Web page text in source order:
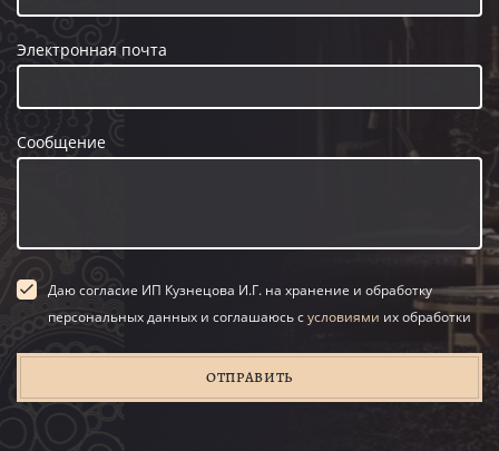
Электронная почта
Сообщение
Даю согласие ИП Кузнецова И.Г. на хранение и обработку
персональных данных и соглашаюсь сусловиями их обработки
ОТПРАВИТЬ